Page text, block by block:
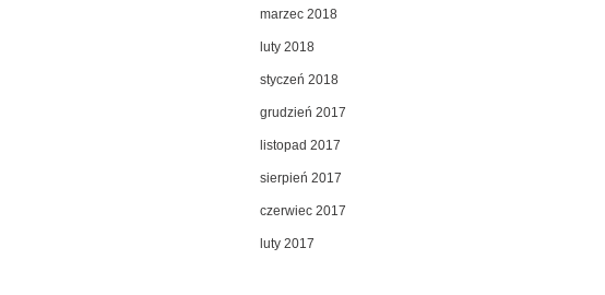
marzec 2018
luty 2018
styczeń 2018
grudzień 2017
listopad 2017
sierpień 2017
czerwiec 2017
luty 2017